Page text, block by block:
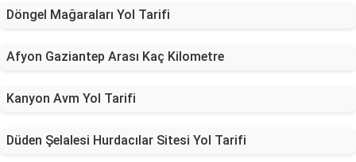
Döngel Mağaraları Yol Tarifi
Afyon Gaziantep Arası Kaç Kilometre
Kanyon Avm Yol Tarifi
Düden Şelalesi Hurdacılar Sitesi Yol Tarifi